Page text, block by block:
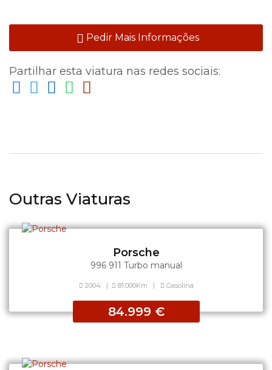
Pedir Mais Informações
Partilhar esta viatura nas redes sociais:
Outras Viaturas
Porsche
996 911 Turbo manual
2004 | 81.000Km | Gasolina
84.999 €